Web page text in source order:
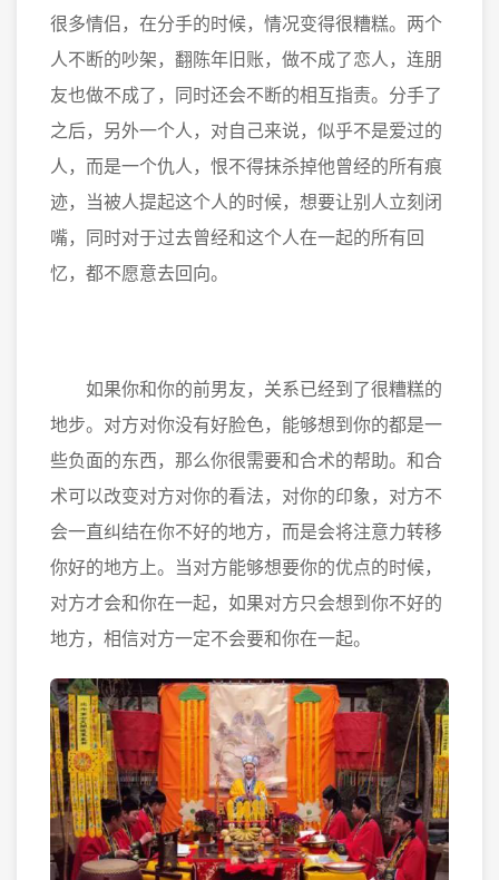
很多情侣，在分手的时候，情况变得很糟糕。两个
人不断的吵架，翻陈年旧账，做不成了恋人，连朋
友也做不成了，同时还会不断的相互指责。分手了
之后，另外一个人，对自己来说，似乎不是爱过的
人，而是一个仇人，恨不得抹杀掉他曾经的所有痕
迹，当被人提起这个人的时候，想要让别人立刻闭
嘴，同时对于过去曾经和这个人在一起的所有回
忆，都不愿意去回向。
如果你和你的前男友，关系已经到了很糟糕的
地步。对方对你没有好脸色，能够想到你的都是一
些负面的东西，那么你很需要和合术的帮助。和合
术可以改变对方对你的看法，对你的印象，对方不
会一直纠结在你不好的地方，而是会将注意力转移
你好的地方上。当对方能够想要你的优点的时候，
对方才会和你在一起，如果对方只会想到你不好的
地方，相信对方一定不会要和你在一起。